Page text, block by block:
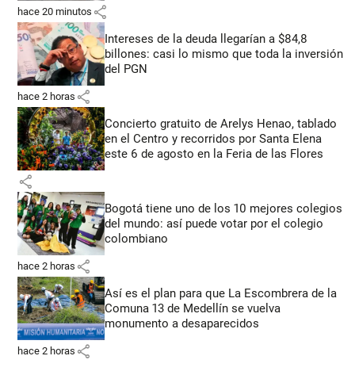
hace 20 minutos share
Intereses de la deuda llegarían a $84,8
billones: casi lo mismo que toda la inversión
del PGN
hace 2 horas share
Concierto gratuito de Arelys Henao, tablado
en el Centro y recorridos por Santa Elena
este 6 de agosto en la Feria de las Flores
share
Bogotá tiene uno de los 10 mejores colegios
del mundo: así puede votar por el colegio
colombiano
hace 2 horas share
Así es el plan para que La Escombrera de la
Comuna 13 de Medellín se vuelva
monumento a desaparecidos
hace 2 horas share